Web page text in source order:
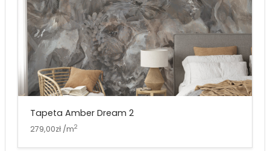
Tapeta Amber Dream 2
279,00zł /m2